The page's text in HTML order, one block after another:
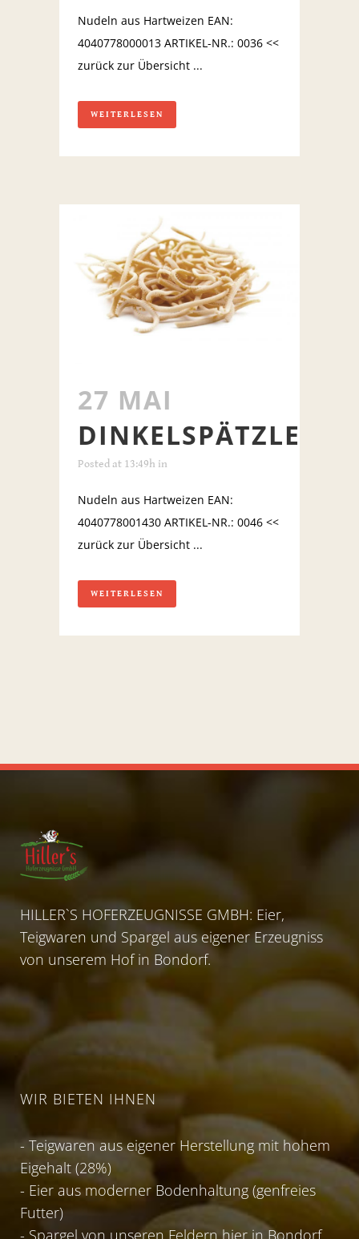
Nudeln aus Hartweizen EAN:
4040778000013 ARTIKEL-NR.: 0036 <<
zurück zur Übersicht ...
WEITERLESEN
27 MAI
DINKELSPÄTZLE
Posted at 13:49h in
Nudeln aus Hartweizen EAN:
4040778001430 ARTIKEL-NR.: 0046 <<
zurück zur Übersicht ...
WEITERLESEN
HILLER`S HOFERZEUGNISSE GMBH: Eier,
Teigwaren und Spargel aus eigener Erzeugniss
von unserem Hof in Bondorf.
WIR BIETEN IHNEN
- Teigwaren aus eigener Herstellung mit hohem
Eigehalt (28%)
- Eier aus moderner Bodenhaltung (genfreies
Futter)
- Spargel von unseren Feldern hier in Bondorf